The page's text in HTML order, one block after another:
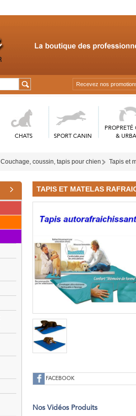
Recevez nos
CHATS SPORT CANIN
&
Couchage, coussin, tapis pour chien Tapis et
TAPIS ET MATELAS
FACEBOOK
Nos Vidéos Produits